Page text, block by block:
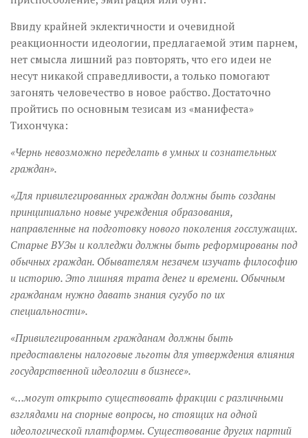
Ввиду крайней эклектичности и очевидной
реакционности идеологии, предлагаемой этим парнем,
нет смысла лишний раз повторять, что его идеи не
несут никакой справедливости, а только помогают
загонять человечество в новое рабство. Достаточно
пройтись по основным тезисам из «манифеста»
Тихончука:
«Чернь невозможно переделать в умных и сознательных
граждан».
«Для привилегированных граждан должны быть созданы
принципиально новые учреждения образования,
направленные на подготовку нового поколения госслужащих.
Старые ВУЗы и колледжи должны быть реформированы под
обычных граждан. Обывателям незачем изучать философию
и историю. Это лишняя трата денег и времени. Обычным
гражданам нужно давать знания сугубо по их
специальности».
«Привилегированным гражданам должны быть
предоставлены налоговые льготы для утверждения влияния
государственной идеологии в бизнесе».
«…могут открыто существовать фракции с различными
взглядами на спорные вопросы, но стоящих на одной
идеологической платформы. Существование других партий